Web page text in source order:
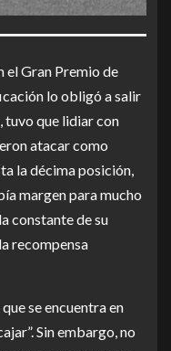
el Gran Premio de
lo obligó a salir
tuvo que lidiar con
atacar como
la décima posición,
margen para mucho
constante de su
recompensa
se encuentra en
Sin embargo, no